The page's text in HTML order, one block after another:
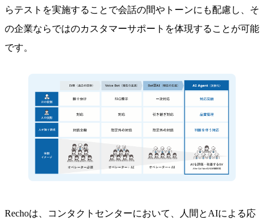
らテストを実施することで会話の間やトーンにも配慮し、そ
の企業ならではのカスタマーサポートを体現することが可能
です。
Rechoは、コンタクトセンターにおいて、人間とAIによる応